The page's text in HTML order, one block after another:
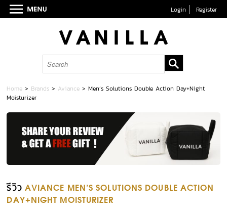
Login Register
Home > Brands > Aviance >Men’s Solutions Double Action Day+Night
Moisturizer
รีวิว AVIANCE MEN’S SOLUTIONS DOUBLE ACTION
DAY+NIGHT MOISTURIZER